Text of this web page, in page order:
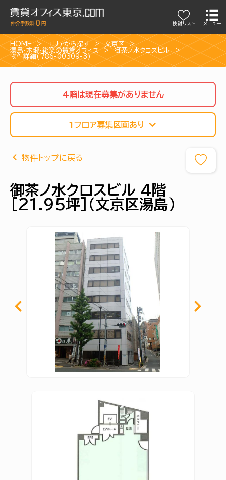
検討リスト メニュー
HOME エリアから探す
文京区
湯島・本郷・後楽の賃貸オフィス
御茶ノ水クロスビル
物件詳細(786-00309-3)
4階は現在募集がありません
1フロア募集区画あり
物件トップに戻る
御茶ノ水クロスビル 4階
[21.95坪]（文京区湯島）